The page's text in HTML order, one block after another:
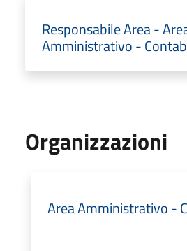
Responsabile Area -
Amministrativo -
Organizzazioni
Area Amministrativo -